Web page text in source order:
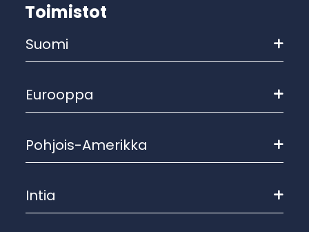
Toimistot
Suomi
Eurooppa
Pohjois-Amerikka
Intia